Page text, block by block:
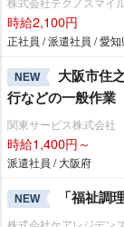
時給2,100円
正社員 / 派遣社員 / 愛知
NEW
大阪市住
行などの一般作業
関東サービス株式会社
時給1,400円～
派遣社員 / 大阪府
NEW 「福祉調
株式会社ケアレジデン